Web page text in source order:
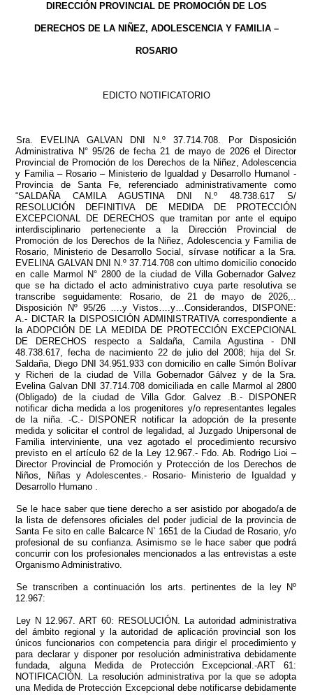
DIRECCIÓN PROVINCIAL DE PROMOCIÓN DE LOS
DERECHOS DE LA NIÑEZ, ADOLESCENCIA Y FAMILIA –
ROSARIO
EDICTO NOTIFICATORIO
Sra. EVELINA GALVAN DNI N.º 37.714.708. Por Disposición
Administrativa N° 95/26 de fecha 21 de mayo de 2026 el Director
Provincial de Promoción de los Derechos de la Niñez, Adolescencia
y Familia – Rosario – Ministerio de Igualdad y Desarrollo Humanol -
Provincia de Santa Fe, referenciado administrativamente como
“SALDAÑA CAMILA AGUSTINA DNI N.º 48.738.617 S/
RESOLUCIÓN DEFINITIVA DE MEDIDA DE PROTECCIÓN
EXCEPCIONAL DE DERECHOS que tramitan por ante el equipo
interdisciplinario perteneciente a la Dirección Provincial de
Promoción de los Derechos de la Niñez, Adolescencia y Familia de
Rosario, Ministerio de Desarrollo Social, sírvase notificar a la Sra.
EVELINA GALVAN DNI N.º 37.714.708 con ultimo domicilio conocido
en calle Marmol N° 2800 de la ciudad de Villa Gobernador Galvez
que se ha dictado el acto administrativo cuya parte resolutiva se
transcribe seguidamente: Rosario, de 21 de mayo de 2026,..
Disposición Nº 95/26 ….y Vistos….y…Considerandos, DISPONE:
A.- DICTAR la DISPOSICIÓN ADMINISTRATIVA correspondiente a
la ADOPCIÓN DE LA MEDIDA DE PROTECCIÓN EXCEPCIONAL
DE DERECHOS respecto a Saldaña, Camila Agustina - DNI
48.738.617, fecha de nacimiento 22 de julio del 2008; hija del Sr.
Saldaña, Diego DNI 34.951.933 con domicilio en calle Simón Bolívar
y Richeri de la ciudad de Villa Gobernador Gálvez y de la Sra.
Evelina Galvan DNI 37.714.708 domiciliada en calle Marmol al 2800
(Obligado) de la ciudad de Villa Gdor. Galvez .B.- DISPONER
notificar dicha medida a los progenitores y/o representantes legales
de la niña. -C.- DISPONER notificar la adopción de la presente
medida y solicitar el control de legalidad, al Juzgado Unipersonal de
Familia interviniente, una vez agotado el procedimiento recursivo
previsto en el artículo 62 de la Ley 12.967.- Fdo. Ab. Rodrigo Lioi –
Director Provincial de Promoción y Protección de los Derechos de
Niños, Niñas y Adolescentes.- Rosario- Ministerio de Igualdad y
Desarrollo Humano .
Se le hace saber que tiene derecho a ser asistido por abogado/a de
la lista de defensores oficiales del poder judicial de la provincia de
Santa Fe sito en calle Balcarce N` 1651 de la Ciudad de Rosario, y/o
profesional de su confianza. Asimismo se le hace saber que podrá
concurrir con los profesionales mencionados a las entrevistas a este
Organismo Administrativo.
Se transcriben a continuación los arts. pertinentes de la ley Nº
12.967:
Ley N 12.967. ART 60: RESOLUCIÓN. La autoridad administrativa
del ámbito regional y la autoridad de aplicación provincial son los
únicos funcionarios con competencia para dirigir el procedimiento y
para declarar y disponer por resolución administrativa debidamente
fundada, alguna Medida de Protección Excepcional.-ART 61:
NOTIFICACIÓN. La resolución administrativa por la que se adopta
una Medida de Protección Excepcional debe notificarse debidamente